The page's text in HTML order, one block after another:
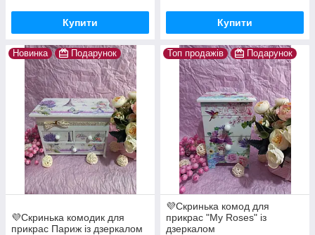
Купити Купити
Новинка Подарунок
💜Скринька комодик для
прикрас Париж із дзеркалом
Топ продажів Подарунок
💜Скринька комод для
прикрас "My Roses" із
дзеркалом